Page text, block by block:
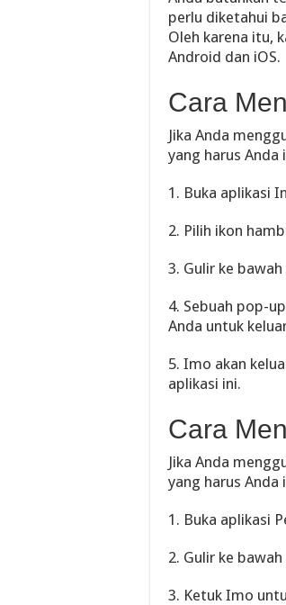
perlu diketahui
Oleh karena itu,
Android dan iOS.
Cara
Jika Anda
yang harus
1. Buka aplikasi
2. Pilih ikon
3. Gulir ke
4. Sebuah pop-
Anda untuk
5. Imo akan
aplikasi ini.
Cara
Jika Anda
yang harus
1. Buka aplikasi
2. Gulir ke
3. Ketuk Imo